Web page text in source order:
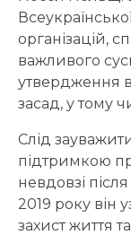
організацій,
важливого
утвердження
засад, у тому
Слід
підтримкою
невдовзі
2019 року він
захист життя